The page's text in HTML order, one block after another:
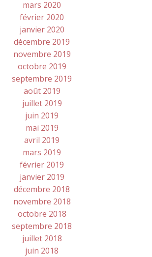
mars 2020
février 2020
janvier 2020
décembre 2019
novembre 2019
octobre 2019
septembre 2019
août 2019
juillet 2019
juin 2019
mai 2019
avril 2019
mars 2019
février 2019
janvier 2019
décembre 2018
novembre 2018
octobre 2018
septembre 2018
juillet 2018
juin 2018